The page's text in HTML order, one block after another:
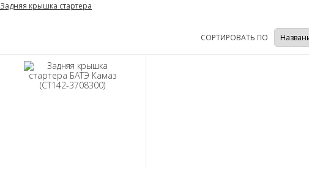
Задняя крышка стартера
СОРТИРОВАТЬ ПО